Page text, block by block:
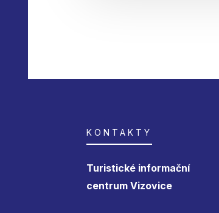
KONTAKTY
Turistické informační
centrum Vizovice